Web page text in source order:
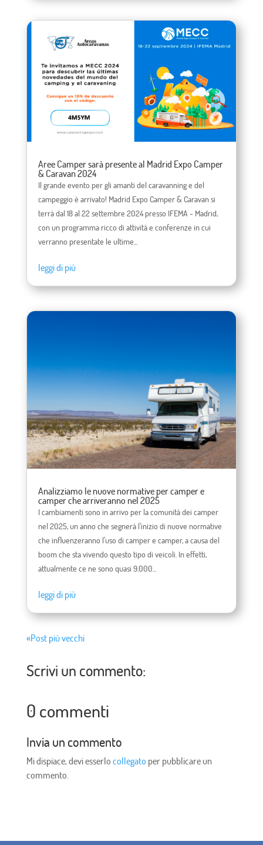
Aree Camper sarà presente al Madrid Expo Camper
& Caravan 2024
Il grande evento per gli amanti del caravanning e del
campeggio è arrivato! Madrid Expo Camper & Caravan si
terrà dal 18 al 22 settembre 2024 presso IFEMA - Madrid,
con un programma ricco di attività e conferenze in cui
verranno presentate le ultime...
leggi di più
Analizziamo le nuove normative per camper e
camper che arriveranno nel 2025
I cambiamenti sono in arrivo per la comunità dei camper
nel 2025, un anno che segnerà l’inizio di nuove normative
che influenzeranno l’uso di camper e camper, a causa del
boom che sta vivendo questo tipo di veicoli. In effetti,
attualmente ce ne sono quasi 9.000...
leggi di più
«Post più vecchi
Scrivi un commento:
0 commenti
Invia un commento
Mi dispiace, devi esserlo collegato per pubblicare un
commento.